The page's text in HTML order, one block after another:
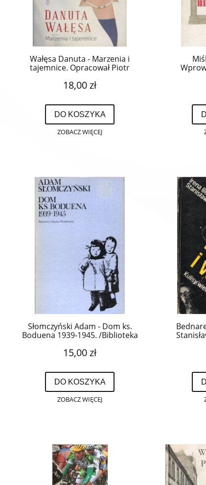
Wałęsa Danuta - Marzenia i
tajemnice. Opracował Piotr
18,00 zł
DO KOSZYKA
ZOBACZ WIĘCEJ
Słomczyński Adam - Dom ks.
Boduena 1939-1945. /Biblioteka
15,00 zł
DO KOSZYKA
ZOBACZ WIĘCEJ